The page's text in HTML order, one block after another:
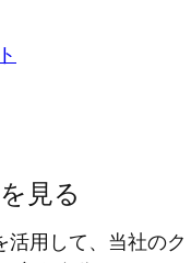
見る
用して、当社のク